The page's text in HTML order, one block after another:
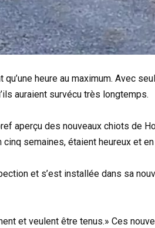
heure au maximum. Avec
auraient survécu très longtemps.
aperçu des nouveaux chiots de
semaines, étaient heureux et
et s’est installée dans sa
et veulent être tenus.» Ces